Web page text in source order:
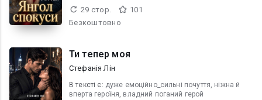
29 стор.
101
Безкоштовно
Ти тепер моя
Стефанія Лін
В текcті є: дуже емоційно_сильні почуття, ніжна й
вперта героїня, владний поганий герой